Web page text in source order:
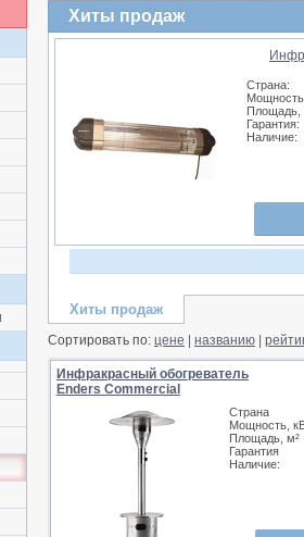
Хиты продаж
Страна:
Площадь,
Гарантия:
Наличие:
Хиты продаж
Сортировать по: цене названию
Инфракрасный обогреватель
Enders Commercial
Страна
Мощность,
Площадь, м²
Гарантия
Наличие: